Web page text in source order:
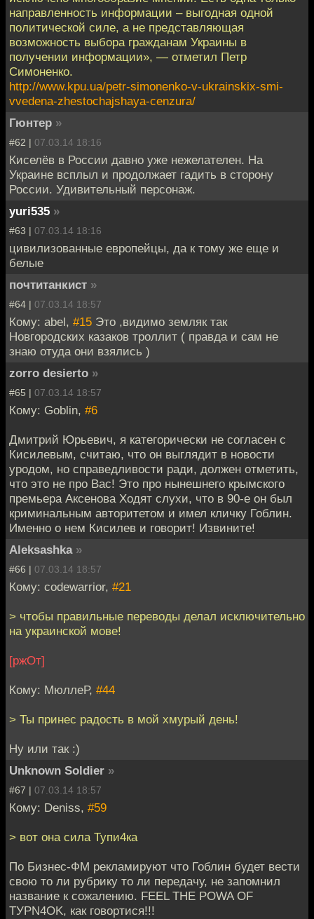
направленность информации – выгодная одной
политической силе, а не представляющая
возможность выбора гражданам Украины в
получении информации», — отметил Петр
Симоненко.
http://www.kpu.ua/petr-simonenko-v-ukrainskix-smi-
vvedena-zhestochajshaya-cenzura/
Гюнтер »
#62 | 07.03.14 18:16
Киселёв в России давно уже нежелателен. На
Украине всплыл и продолжает гадить в сторону
России. Удивительный персонаж.
yuri535 »
#63 | 07.03.14 18:16
цивилизованные европейцы, да к тому же еще и
белые
почтитанкист »
#64 | 07.03.14 18:57
Кому: abel, #15 Это ,видимо земляк так
Новгородских казаков троллит ( правда и сам не
знаю отуда они взялись )
zorro desierto »
#65 | 07.03.14 18:57
Кому: Goblin, #6
Дмитрий Юрьевич, я категорически не согласен с
Кисилевым, считаю, что он выглядит в новости
уродом, но справедливости ради, должен отметить,
что это не про Вас! Это про нынешнего крымского
премьера Аксенова Ходят слухи, что в 90-е он был
криминальным авторитетом и имел кличку Гоблин.
Именно о нем Кисилев и говорит! Извините!
Aleksashka »
#66 | 07.03.14 18:57
Кому: codewarrior, #21
> чтобы правильные переводы делал исключительно
на украинской мове!
[ржОт]
Кому: МюллеР, #44
> Ты принес радость в мой хмурый день!
Ну или так :)
Unknown Soldier »
#67 | 07.03.14 18:57
Кому: Deniss, #59
> вот она сила Тупи4ка
По Бизнес-ФМ рекламируют что Гоблин будет вести
свою то ли рубрику то ли передачу, не запомнил
название к сожалению. FEEL THE POWA OF
ТУРN4OK, как говортися!!!